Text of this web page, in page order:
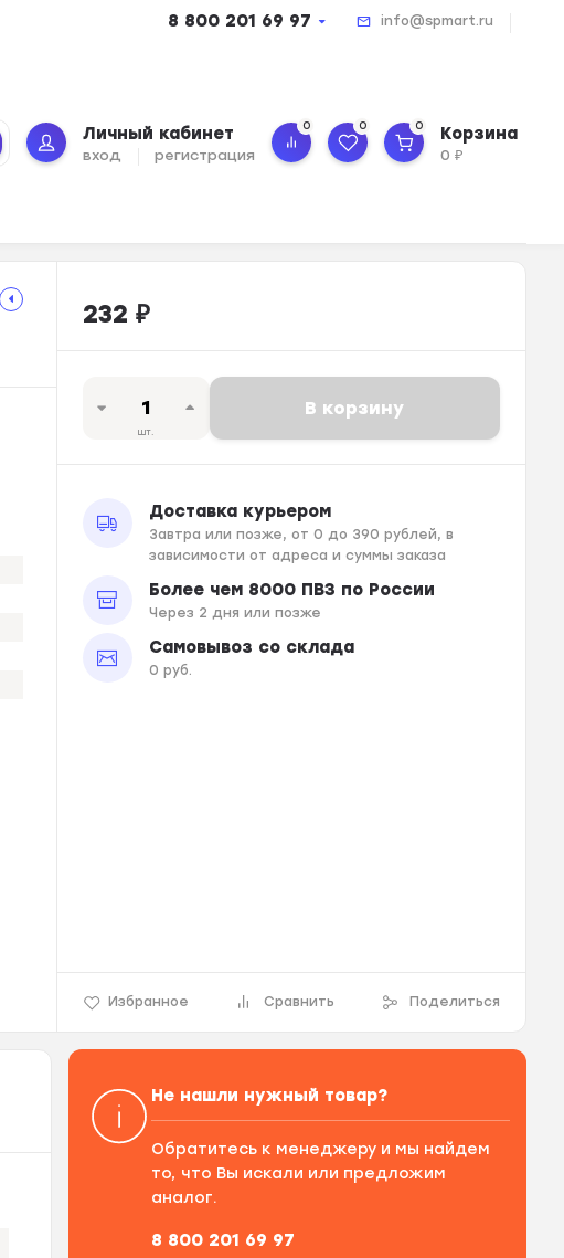
8 800 201 69 97 info@spmart.ru
Личный кабинет
вход регистрация
0 0 0 Корзина
0₽
232 ₽
шт.
В корзину
Доставка курьером
Завтра или позже, от 0 до 390 рублей, в
зависимости от адреса и суммы заказа
Более чем 8000 ПВЗ по России
Через 2 дня или позже
Самовывоз со склада
0 руб.
Избранное Сравнить Поделиться
Не нашли нужный товар?
Обратитесь к менеджеру и мы найдем
то, что Вы искали или предложим
аналог.
8 800 201 69 97